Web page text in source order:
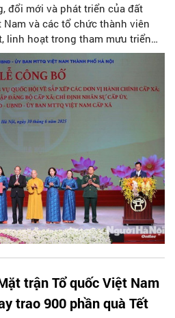
đổi mới và phát triển của đất
Nam và các tổ chức thành viên
linh hoạt trong tham mưu triển
sắp xếp, tinh gọn tổ chức bộ
trị - xã hội, các hội quần
nhiệm vụ đảm bảo đúng tiến
Công tác đổi mới nội dung và
triển khai thực hiện một cách
với yêu cầu, nhiệm vụ mới.
trận Tổ quốc Việt Nam
trao 900 phần quà Tết